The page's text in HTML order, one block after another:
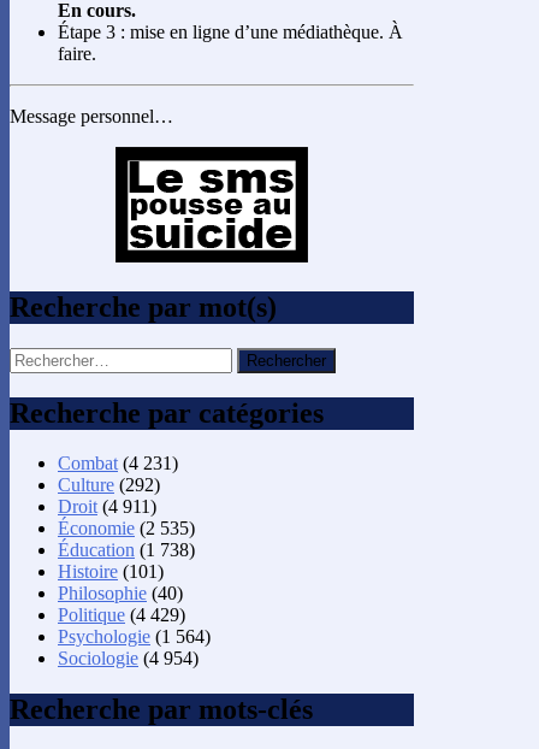
En cours.
Étape 3 : mise en ligne d’une médiathèque. À
faire.
Message personnel…
Recherche par mot(s)
Rechercher :
Recherche par catégories
Combat(4 231)
Culture (292)
Droit(4 911)
Économie (2 535)
Éducation (1 738)
Histoire (101)
Philosophie (40)
Politique (4 429)
Psychologie (1 564)
Sociologie (4 954)
Recherche par mots-clés